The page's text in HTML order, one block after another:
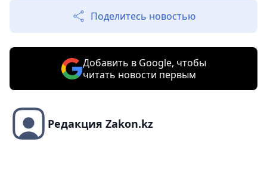
Поделитесь новостью
Добавить в Google, чтобы
читать новости первым
Редакция Zakon.kz